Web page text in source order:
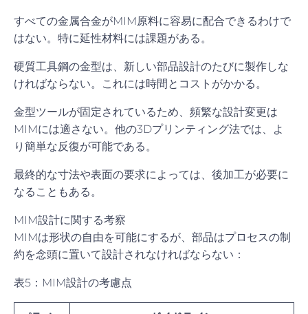
すべての金属合金がMIM原料に容易に配合できるわけで
はない。特に延性材料には課題がある。
硬質工具鋼の金型は、新しい部品設計のたびに製作しな
ければならない。これには時間とコストがかかる。
金型ツールが固定されているため、頻繁な設計変更は
MIMには適さない。他の3Dプリンティング法では、よ
り簡単な反復が可能である。
最終的な寸法や表面の要求によっては、後加工が必要に
なることもある。
MIM設計に関する考察
MIMは形状の自由を可能にするが、部品はプロセスの制
約を念頭に置いて設計されなければならない：
表5：MIM設計の考慮点